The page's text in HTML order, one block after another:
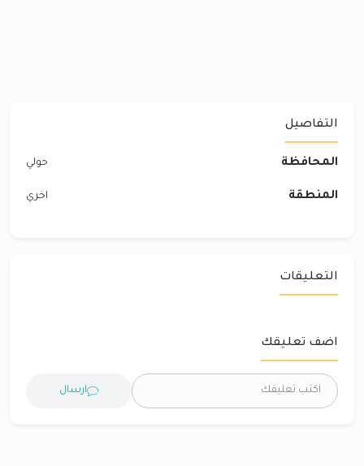
التفاصيل
المحافظة حولي
المنطقة اخري
التعليقات
اضف تعليقك
ارسال